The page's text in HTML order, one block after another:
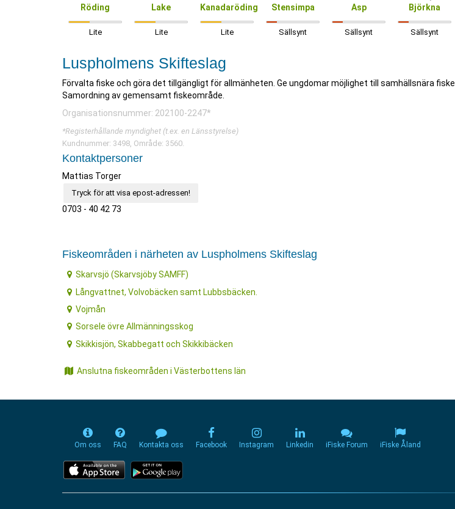
Röding
Lite
Lake
Lite
Kanadaröding
Lite
Stensimpa
Sällsynt
Asp
Sällsynt
Björkna
Sällsynt
Luspholmens Skifteslag
Förvalta fiske och göra det tillgängligt för allmänheten. Ge ungdomar möjlighet till samhällsnära fiske.
Samordning av gemensamt fiskeområde.
Organisationsnummer: 202100-2247*
*Registerhållande myndighet (t.ex. en Länsstyrelse)
Kundnummer: 3498, Område: 3560.
Kontaktpersoner
Mattias Torger
Tryck för att visa epost-adressen!
0703 - 40 42 73
Fiskeområden i närheten av Luspholmens Skifteslag
Skarvsjö (Skarvsjöby SAMFF)
Långvattnet, Volvobäcken samt Lubbsbäcken.
Vojmån
Sorsele övre Allmänningsskog
Skikkisjön, Skabbegatt och Skikkibäcken
Anslutna fiskeområden i Västerbottens län
Om oss FAQ Kontakta oss Facebook Instagram Linkedin iFiske Forum iFiske Åland